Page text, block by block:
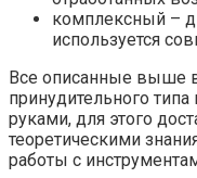
комплексный –
используется
Все описанные выше
принудительного
руками, для этого
теоретическими
работы с